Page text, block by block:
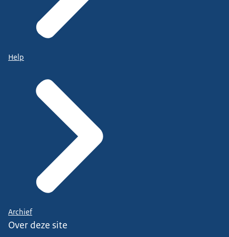
Help
Archief
Over deze site